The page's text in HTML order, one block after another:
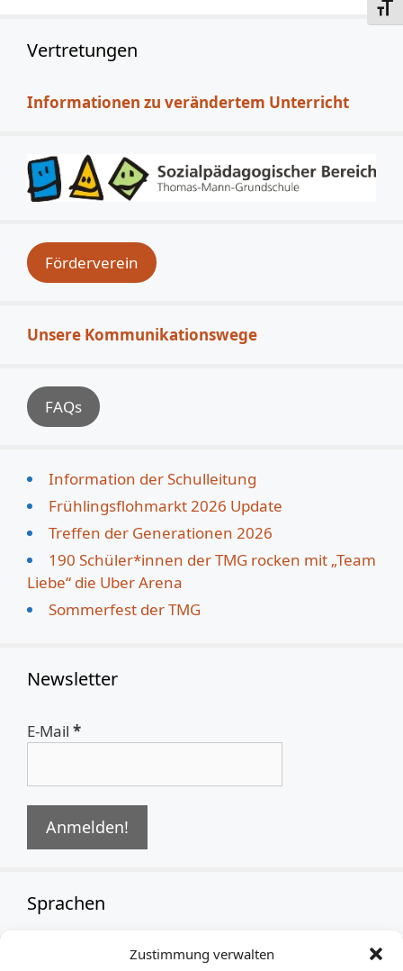
Zustimmung verwalten
Vertretungen
Informationen zu verändertem Unterricht
Förderverein
Unsere Kommunikationswege
FAQs
Information der Schulleitung
Frühlingsflohmarkt 2026 Update
Treffen der Generationen 2026
190 Schüler*innen der TMG rocken mit „Team
Liebe“ die Uber Arena
Sommerfest der TMG
Newsletter
E-Mail *
Sprachen